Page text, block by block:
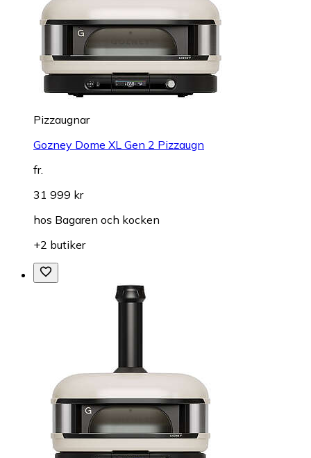
Pizzaugnar
Gozney Dome XL Gen 2 Pizzaugn
fr.
31 999 kr
hos Bagaren och kocken
+2 butiker